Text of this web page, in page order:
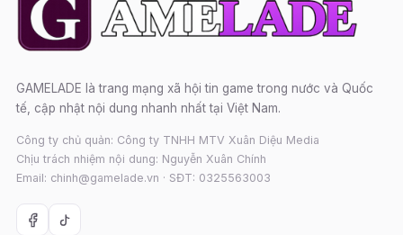
GAMELADE là trang mạng xã hội tin game trong nước và Quốc
tế, cập nhật nội dung nhanh nhất tại Việt Nam.
Công ty chủ quản: Công ty TNHH MTV Xuân Diệu Media
Chịu trách nhiệm nội dung: Nguyễn Xuân Chính
Email: chinh@gamelade.vn · SĐT: 0325563003